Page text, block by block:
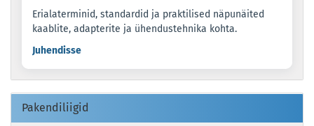
Erialaterminid, standardid ja praktilised näpunäited
kaablite, adapterite ja ühendustehnika kohta.
Juhendisse
Pakendiliigid